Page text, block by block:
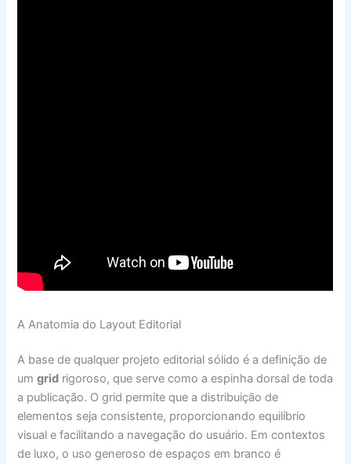
A Anatomia do Layout Editorial
A base de qualquer projeto editorial sólido é a definição de
umgrid rigoroso, que serve como a espinha dorsal de toda
a publicação. O grid permite que a distribuição de
elementos seja consistente, proporcionando equilíbrio
visual e facilitando a navegação do usuário. Em contextos
de luxo, o uso generoso de espaços em branco é